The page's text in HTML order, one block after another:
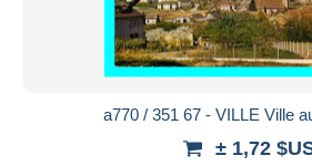
a770 / 351 67 - VILLE Ville
± 1,72